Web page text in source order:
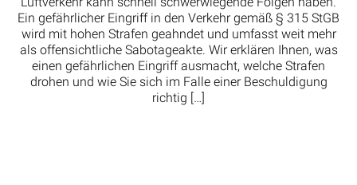
Ein gefährlicher Eingriff in den Verkehr gemäß § 315 StGB
wird mit hohen Strafen geahndet und umfasst weit mehr
als offensichtliche Sabotageakte. Wir erklären Ihnen, was
einen gefährlichen Eingriff ausmacht, welche Strafen
drohen und wie Sie sich im Falle einer Beschuldigung
richtig […]